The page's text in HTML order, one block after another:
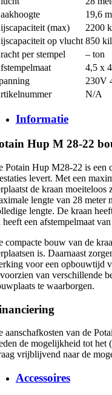
19,6
(max)
2200
op vlucht 850
per stempel
– ton
4,5 x
230V
N/A
Informatie
Hup M 28-22
Potain Hup M28-22 is een
levert. Met een
de kraan moeiteloos
lengte van 28 meter
lengte. De kraan
heeft een afstempelmaat
compacte bouw van de
is. Daarnaast
voor een opbouwtijd
van verschillende
te waarborgen.
aanschafkosten van de
de mogelijkheid tot het
vrijblijvend naar de
Accessoires